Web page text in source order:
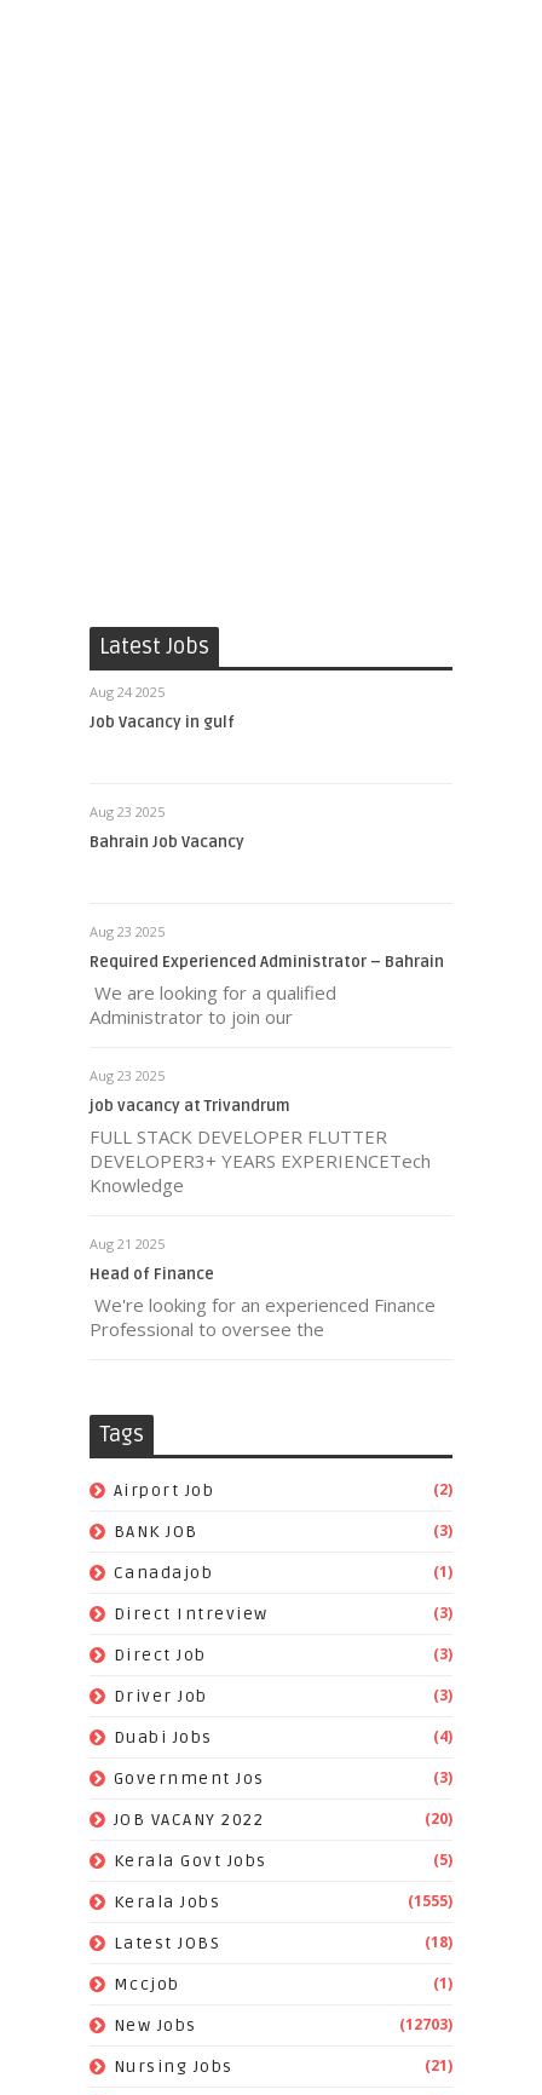
Latest Jobs
Aug 24 2025
Job Vacancy in gulf
Aug 23 2025
Bahrain Job Vacancy
Aug 23 2025
Required Experienced Administrator – Bahrain
We are looking for a qualified
Administrator to join our
Aug 23 2025
job vacancy at Trivandrum
FULL STACK DEVELOPER FLUTTER
DEVELOPER3+ YEARS EXPERIENCETech
Knowledge
Aug 21 2025
Head of Finance
We're looking for an experienced Finance
Professional to oversee the
Tags
Airport Job (2)
BANK JOB (3)
Canadajob (1)
Direct Intreview (3)
Direct Job (3)
Driver Job (3)
Duabi Jobs (4)
Government Jos (3)
JOB VACANY 2022 (20)
Kerala Govt Jobs (5)
Kerala Jobs (1555)
Latest JOBS (18)
Mccjob (1)
New Jobs (12703)
Nursing Jobs (21)